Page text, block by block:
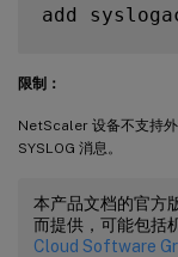
add
add
bind
限制：
NetScaler 设备不支持
SYSLOG 消息。
本产品文档的官方
而提供，可能包括
Cloud Software